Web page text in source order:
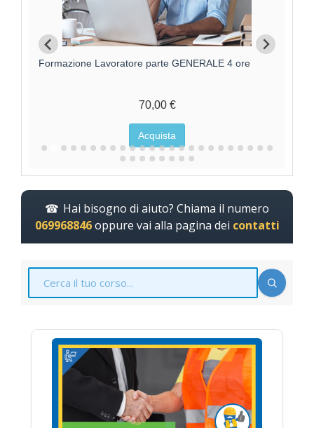
Formazione Lavoratore parte GENERALE 4 ore
70,00 €
Acquista
Hai bisogno di aiuto? Chiama il numero
069968846oppure vai alla pagina dei contatti